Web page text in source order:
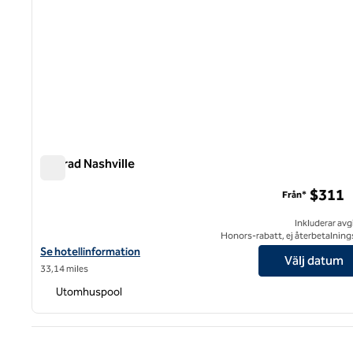
Conrad Nashville
Visa hotelluppgifter för Conrad Nashville
Se hotellinformation
33,14 miles
Från* $311
Inkluderar
Honors-rabatt, ej
Välj datum
Utomhuspool